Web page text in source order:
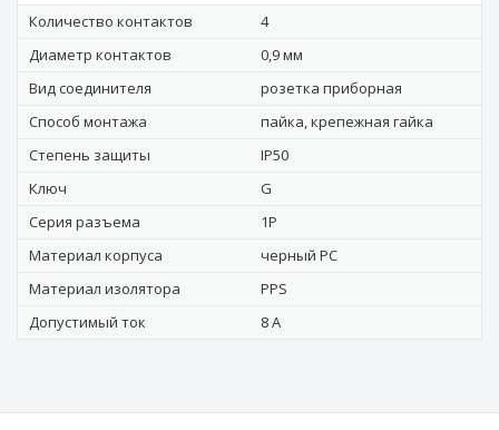
Количество контактов
4
Диаметр контактов
0,9 мм
Вид соединителя
розетка приборная
Способ монтажа
пайка, крепежная гайка
Степень защиты
IP50
Ключ
G
Серия разъема
1P
Материал корпуса
черный РС
Материал изолятора
PPS
Допустимый ток
8 А